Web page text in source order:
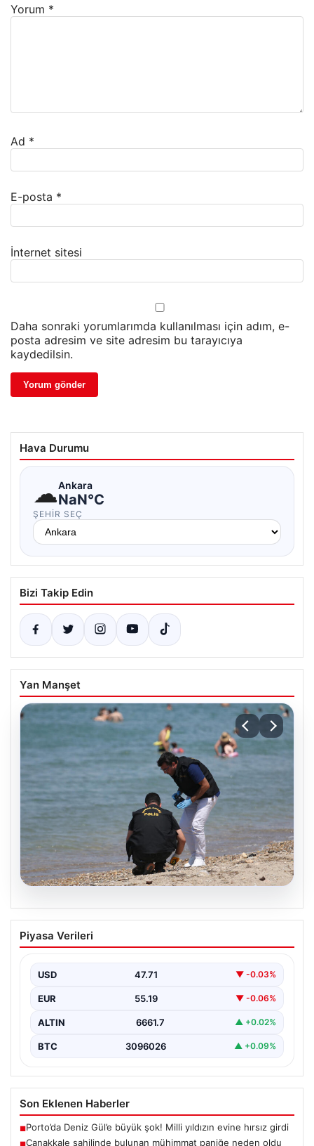
Yorum *
Ad *
E-posta *
İnternet sitesi
Daha sonraki yorumlarımda kullanılması için adım, e-
posta adresim ve site adresim bu tarayıcıya
kaydedilsin.
Hava Durumu
☁Ankara
NaN°C
ŞEHIR SEÇ
Bizi Takip Edin
Yan Manşet
Çanakkale sahilinde bulunan mühimmat
paniğe neden oldu
halka açık plajda deniz kıyısında metal bir cisim fark…
Piyasa Verileri
USD 47.71 ▼ -0.03%
EUR 55.19 ▼ -0.06%
ALTIN 6661.7 ▲ +0.02%
BTC 3096026 ▲ +0.09%
Son Eklenen Haberler
■Porto’da Deniz Gül’e büyük şok! Milli yıldızın evine hırsız girdi
■Çanakkale sahilinde bulunan mühimmat paniğe neden oldu